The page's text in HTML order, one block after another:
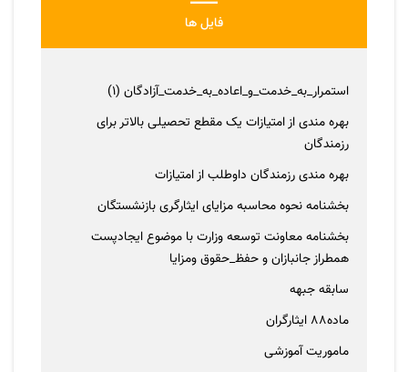
فایل ها
استمرار_به_خدمت_و_اعاده_به_خدمت_آزادگان (1)
بهره مندی از امتیازات یک مقطع تحصیلی بالاتر برای
رزمندگان
بهره مندی رزمندگان داوطلب از امتیازات
بخشنامه نحوه محاسبه مزایای ایثارگری بازنشستگان
بخشنامه معاونت توسعه وزارت با موضوع ایجادپست
همطراز جانبازان و حفظ_حقوق ومزایا
سابقه جبهه
ماده88 ایثارگران
ماموریت آموزشی